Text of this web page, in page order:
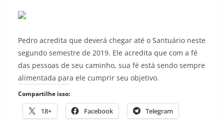
Pedro acredita que deverá chegar até o Santuário neste
segundo semestre de 2019. Ele acredita que com a fé
das pessoas de seu caminho, sua fé está sendo sempre
alimentada para ele cumprir seu objetivo.
Compartilhe isso:
18+ Facebook Telegram